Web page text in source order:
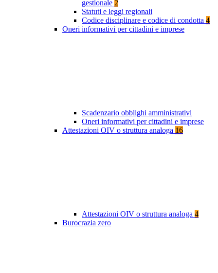
gestionale 2
Statuti e leggi regionali
Codice disciplinare e codice di condotta 4
Oneri informativi per cittadini e imprese
Scadenzario obblighi amministrativi
Oneri informativi per cittadini e imprese
Attestazioni OIV o struttura analoga 16
Attestazioni OIV o struttura analoga 4
Burocrazia zero